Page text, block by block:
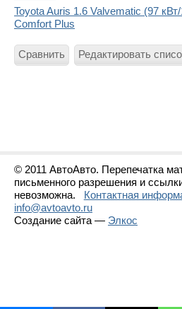
Toyota Auris 1.6 Valvematic (97
Comfort Plus
Сравнить Редактировать
© 2011 АвтоАвто. Перепечатка
письменного разрешения и
невозможна.
Контактная
info@avtoavto.ru
Создание сайта — Элкос